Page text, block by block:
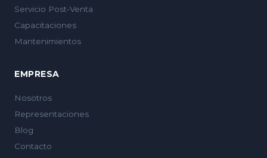
Servicio Post-Venta
Capacitaciones
Mantenimientos
EMPRESA
Nosotros
Representaciones
Blog
Contacto